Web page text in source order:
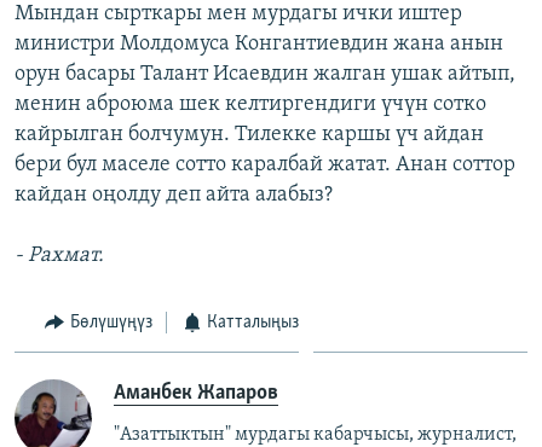
Мындан сырткары мен мурдагы ички иштер
министри Молдомуса Конгантиевдин жана анын
орун басары Талант Исаевдин жалган ушак айтып,
менин аброюма шек келтиргендиги үчүн сотко
кайрылган болчумун. Тилекке каршы үч айдан
бери бул маселе сотто каралбай жатат. Анан соттор
кайдан оңолду деп айта алабыз?
- Рахмат.
Бөлүшүңүз Катталыңыз
Аманбек Жапаров
"Азаттыктын" мурдагы кабарчысы, журналист,